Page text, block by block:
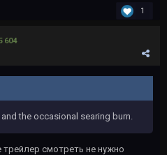
1
604
the occasional searing burn.
трейлер смотреть не нужно